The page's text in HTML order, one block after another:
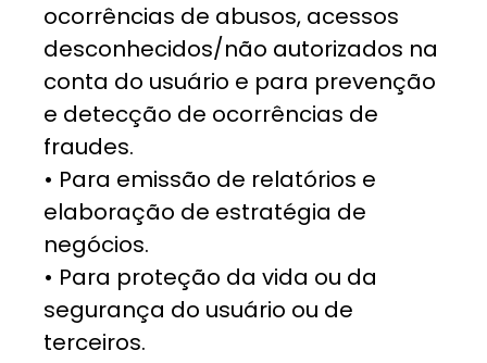
ocorrências de abusos, acessos
desconhecidos/não autorizados na
conta do usuário e para prevenção
e detecção de ocorrências de
fraudes.
• Para emissão de relatórios e
elaboração de estratégia de
negócios.
• Para proteção da vida ou da
segurança do usuário ou de
terceiros.